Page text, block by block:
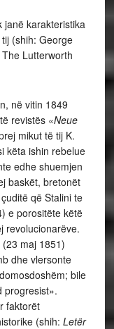
janë karakteristika
(shih: George
Lutterworth
në vitin 1849
revistës «Neue
mikut të tij K.
këta ishin rebelue
edhe shuemjen
baskët, bretonët
që Stalini te
e porositëte këtë
revolucionarëve.
maj 1851)
dhe vlersonte
bile
progresist».
faktorët
(shih: Letër